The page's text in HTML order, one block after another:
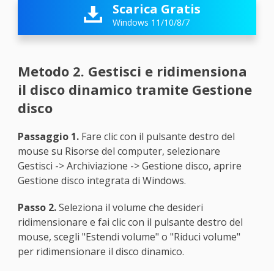
 Scarica Gratis
Windows 11/10/8/7
Metodo 2. Gestisci e ridimensiona
il disco dinamico tramite Gestione
disco
Passaggio 1.Fare clic con il pulsante destro del
mouse su Risorse del computer, selezionare
Gestisci -> Archiviazione -> Gestione disco, aprire
Gestione disco integrata di Windows.
Passo 2.Seleziona il volume che desideri
ridimensionare e fai clic con il pulsante destro del
mouse, scegli "Estendi volume" o "Riduci volume"
per ridimensionare il disco dinamico.